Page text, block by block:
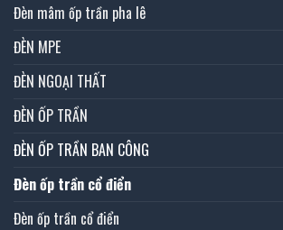
Đèn mâm ốp trần pha lê
ĐÈN MPE
ĐÈN NGOẠI THẤT
ĐÈN ỐP TRẦN
ĐÈN ỐP TRẦN BAN CÔNG
Đèn ốp trần cổ điển
Đèn ốp trần cổ điển